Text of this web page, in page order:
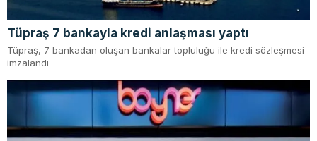
Tüpraş 7 bankayla kredi anlaşması yaptı
Tüpraş, 7 bankadan oluşan bankalar topluluğu ile kredi sözleşmesi
imzalandı